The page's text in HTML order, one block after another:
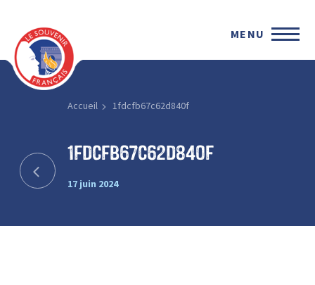
MENU
Accueil 1fdcfb67c62d840f
1fdcfb67c62d840f
17 juin 2024